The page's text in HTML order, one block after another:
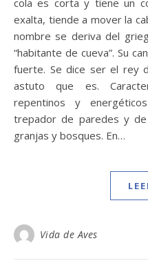
exalta, tiende a mover la
nombre se deriva del
“habitante de cueva”. Su
fuerte. Se dice ser el rey
astuto que es.
repentinos y
trepador de paredes y de
granjas y bosques. En…
Vida de Aves